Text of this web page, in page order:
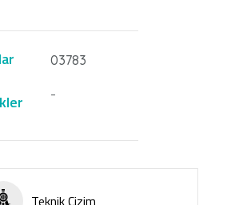
03783
-
Teknik Çizim